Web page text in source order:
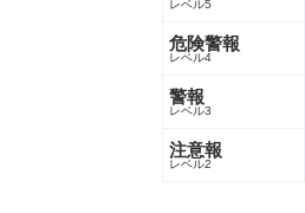
レベル5
危険警報
レベル4
警報
レベル3
注意報
レベル2